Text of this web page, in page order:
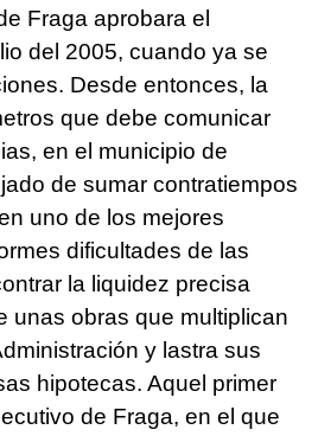
Fraga aprobara el
del 2005, cuando ya se
Desde entonces, la
que debe comunicar
en el municipio de
de sumar contratiempos
uno de los mejores
dificultades de las
la liquidez precisa
unas obras que multiplican
y lastra sus
hipotecas. Aquel primer
de Fraga, en el que